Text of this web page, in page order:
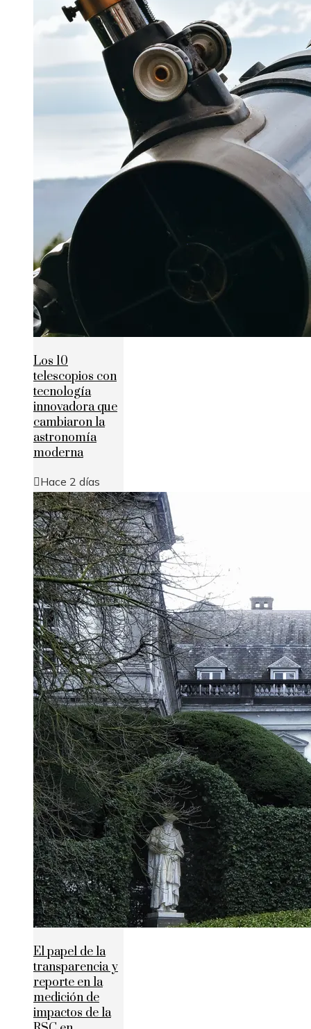
Los 10
telescopios con
tecnología
innovadora que
cambiaron la
astronomía
moderna
Hace 2 días
El papel de la
transparencia y
reporte en la
medición de
impactos de la